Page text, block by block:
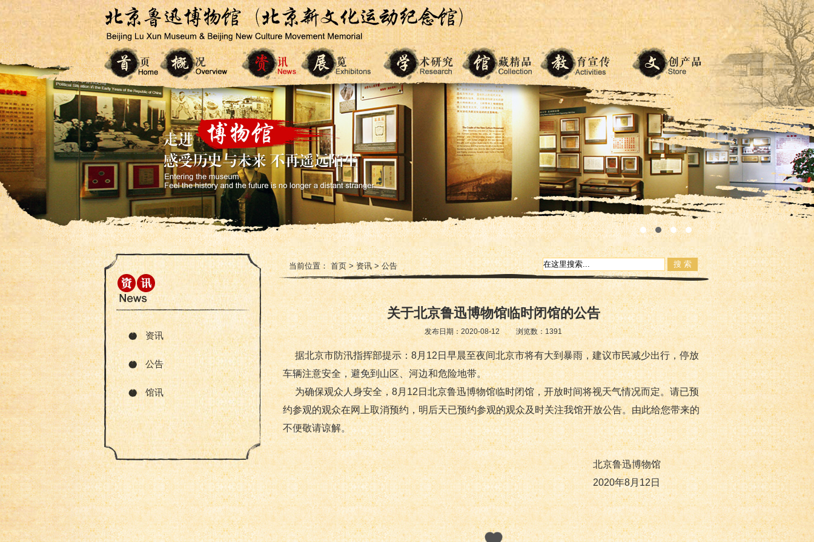
资讯
公告
馆讯
当前位置：首页>资讯>公告
关于北京鲁迅博物馆临时闭馆的公告
发布日期：2020-08-12 浏览数：1391
据北京市防汛指挥部提示：8月12日早晨至夜间北京市将有大到暴雨，建议市民减少出行，停放
车辆注意安全，避免到山区、河边和危险地带。
为确保观众人身安全，8月12日北京鲁迅博物馆临时闭馆，开放时间将视天气情况而定。请已预
约参观的观众在网上取消预约，明后天已预约参观的观众及时关注我馆开放公告。由此给您带来的
不便敬请谅解。
北京鲁迅博物馆
2020年8月12日